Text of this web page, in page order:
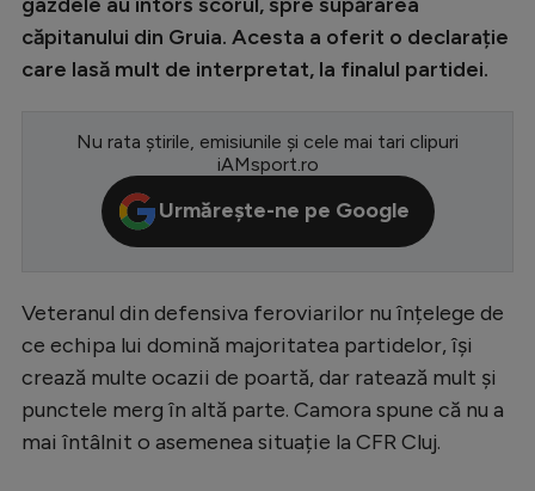
Europa League
Conference League
Premier League
LaLiga
Ligue 1
Campionate
Starurile fotbalului
căpitanului din Gruia. Acesta a oferit o declarație
care lasă mult de interpretat, la finalul partidei.
Nu rata știrile, emisiunile și cele mai tari clipuri
iAMsport.ro
Urmărește-ne pe Google
Veteranul din defensiva feroviarilor nu înțelege de
ce echipa lui domină majoritatea partidelor, își
crează multe ocazii de poartă, dar ratează mult și
punctele merg în altă parte. Camora spune că nu a
mai întâlnit o asemenea situație la CFR Cluj.